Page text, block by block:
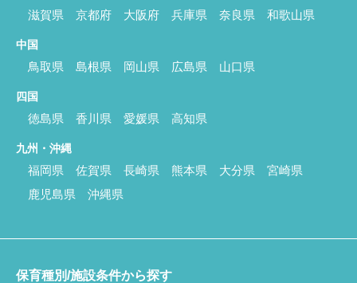
滋賀県 京都府 大阪府 兵庫県 奈良県 和歌山県
中国
鳥取県 島根県 岡山県 広島県 山口県
四国
徳島県 香川県 愛媛県 高知県
九州・沖縄
福岡県 佐賀県 長崎県 熊本県 大分県
宮崎県
鹿児島県
沖縄県
保育種別/施設条件から探す